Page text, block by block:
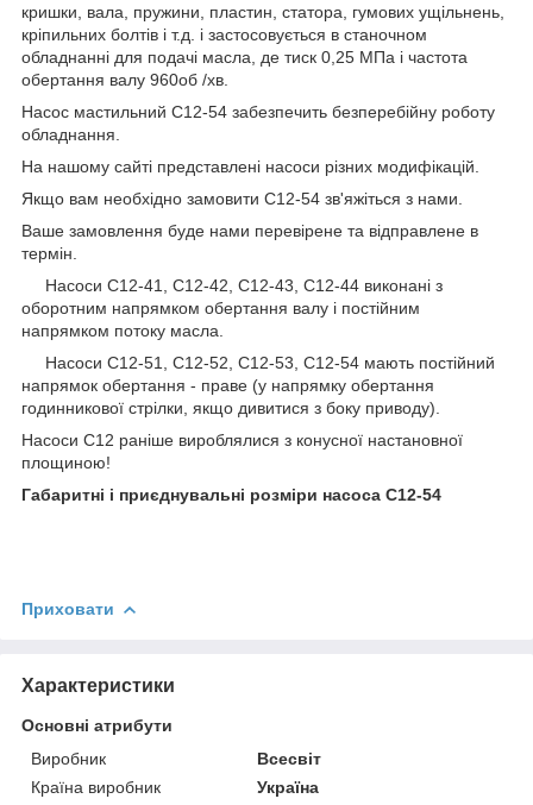
кришки, вала, пружини, пластин, статора, гумових ущільнень,
кріпильних болтів і т.д. і застосовується в станочном
обладнанні для подачі масла, де тиск 0,25 МПа і частота
обертання валу 960об /хв.
Насос мастильний С12-54 забезпечить безперебійну роботу
обладнання.
На нашому сайті представлені насоси різних модифікацій.
Якщо вам необхідно замовити С12-54 зв'яжіться з нами.
Ваше замовлення буде нами перевірене та відправлене в
термін.
Насоси С12-41, С12-42, С12-43, С12-44 виконані з
оборотним напрямком обертання валу і постійним
напрямком потоку масла.
Насоси С12-51, С12-52, С12-53, С12-54 мають постійний
напрямок обертання - праве (у напрямку обертання
годинникової стрілки, якщо дивитися з боку приводу).
Насоси С12 раніше вироблялися з конусної настановної
площиною!
Габаритні і приєднувальні розміри насоса С12-54
Приховати
Характеристики
Основні атрибути
Виробник
Всесвіт
Країна виробник
Україна